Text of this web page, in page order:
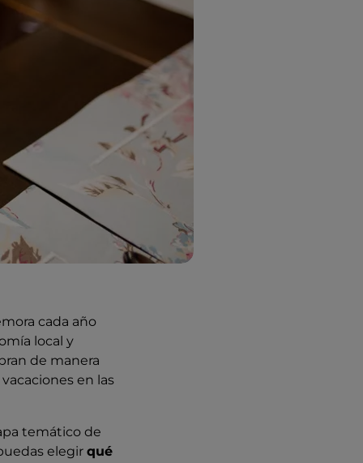
cada año
local y
de manera
en las
temático de
elegir qué